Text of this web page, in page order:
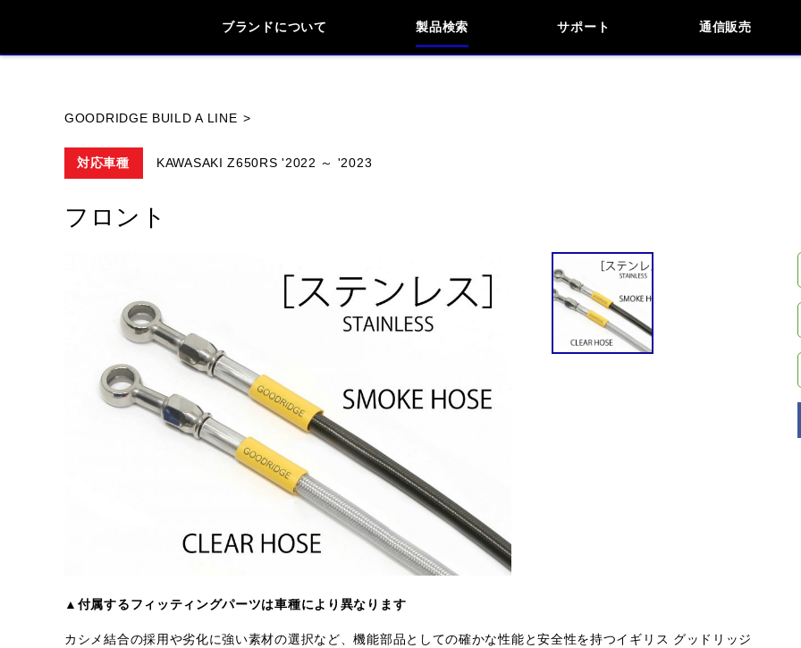
ブランドについて 製品検索 サポート 通信販売
閉じる
GOODRIDGE BUILD A LINE
対応車種 KAWASAKI Z650RS '2022 ～ '2023
フロント
▲付属するフィッティングパーツは車種により異なります
カシメ結合の採用や劣化に強い素材の選択など、機能部品としての確かな性能と安全性を持つイギリス グッドリッジ